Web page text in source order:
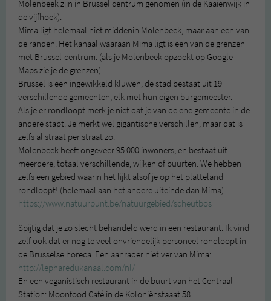
Molenbeek zijn in Brussel centrum genomen (in de Kaaienwijk in
de vijfhoek).
Mima ligt helemaal niet middenin Molenbeek, maar aan een van
de randen. Het kanaal waaraan Mima ligt is een van de grenzen
met Brussel-centrum. (als je Molenbeek opzoekt op Google
Maps zie je de grenzen)
Brussel is een ingewikkeld kluwen, de stad bestaat uit 19
verschillende gemeenten, elk met hun eigen burgemeester.
Als je er rondloopt merk je niet dat je van de ene gemeente in de
andere stapt. Je merkt wel gigantische verschillen, maar dat is
zelfs al straat per straat zo.
Molenbeek heeft ongeveer 95.000 inwoners, en bestaat uit
meerdere, totaal verschillende, wijken of buurten. We hebben
zelfs een gebied waarin het lijkt alsof je op het platteland
rondloopt! (helemaal aan het andere uiteinde dan Mima)
https://www.natuurpunt.be/natuurgebied/scheutbos
Spijtig dat je zo slecht behandeld werd in een restaurant. Ik vind
zelf ook dat er nog te veel onvriendelijk personeel rondloopt in
de Brusselse horeca. Een aanrader niet ver van Mima:
http://lepharedukanaal.com/nl/
En een veganistisch restaurant in de buurt van het Centraal
Station: Moonfood Café in de Koloniënstaaat 58.